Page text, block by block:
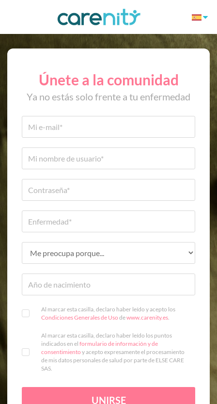
Únete a la comunidad
Ya no estás solo frente a tu enfermedad
Al marcar esta casilla, declaro haber leído y acepto los
Condiciones Generales de Uso dewww.carenity.es.
Al marcar esta casilla, declaro haber leído los puntos
indicados en el formulario de información y de
consentimiento y acepto expresamente el procesamiento
de mis datos personales de salud por parte de ELSE CARE
SAS.
UNIRSE